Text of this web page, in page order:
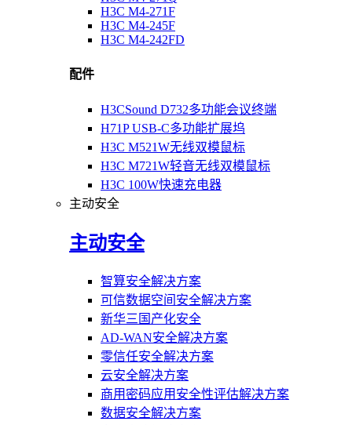
H3C M4-271F
H3C M4-245F
H3C M4-242FD
配件
H3CSound D732多功能会议终端
H71P USB-C多功能扩展坞
H3C M521W无线双模鼠标
H3C M721W轻音无线双模鼠标
H3C 100W快速充电器
主动安全
主动安全
智算安全解决方案
可信数据空间安全解决方案
新华三国产化安全
AD-WAN安全解决方案
零信任安全解决方案
云安全解决方案
商用密码应用安全性评估解决方案
数据安全解决方案